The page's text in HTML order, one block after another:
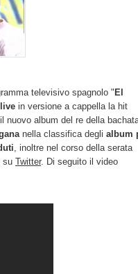
televisivo spagnolo "El
live in versione a cappella la hit
il nuovo album del re della
nella classifica degli album
, inoltre nel corso della serata
su Twitter. Di seguito il video